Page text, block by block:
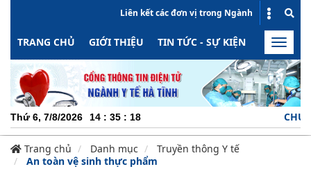
Liên kết các đơn vị trong Ngành
TRANG CHỦ GIỚI THIỆU TIN TỨC - SỰ KIỆN HOẠT
Toggle
Thứ 6, 7/8/2026 14 : 35 : 19 CHUYÊN
Trang chủ Danh mục
Truyền thông Y tế
An toàn vệ sinh thực phẩm